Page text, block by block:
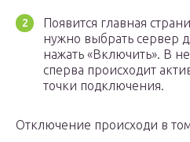
Появится главная
нужно выбрать сервер
нажать «Включить». В
сперва происходит
точки подключения.
Отключение происходи в